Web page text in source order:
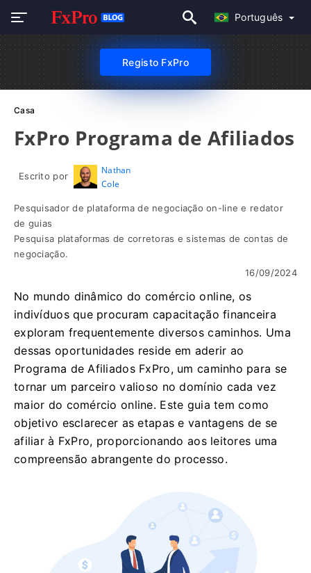
Português
Registo FxPro
Casa
FxPro Programa de Afiliados
Escrito por
Nathan
Cole
Pesquisador de plataforma de negociação on-line e redator
de guias
Pesquisa plataformas de corretoras e sistemas de contas de
negociação.
16/09/2024
No mundo dinâmico do comércio online, os
indivíduos que procuram capacitação financeira
exploram frequentemente diversos caminhos. Uma
dessas oportunidades reside em aderir ao
Programa de Afiliados FxPro, um caminho para se
tornar um parceiro valioso no domínio cada vez
maior do comércio online. Este guia tem como
objetivo esclarecer as etapas e vantagens de se
afiliar à FxPro, proporcionando aos leitores uma
compreensão abrangente do processo.